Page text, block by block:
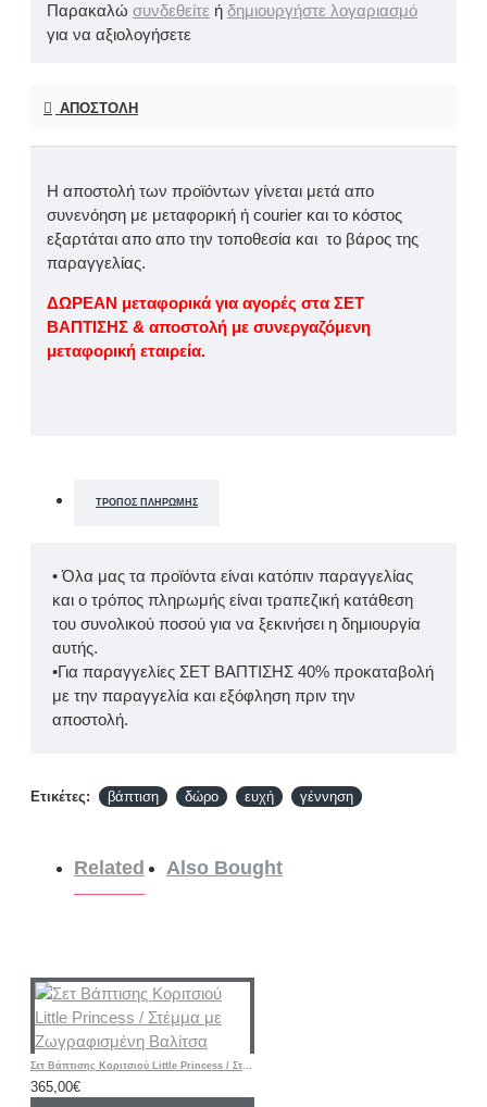
Παρακαλώ συνδεθείτε ή δημιουργήστε λογαριασμό
για να αξιολογήσετε
ΑΠΟΣΤΟΛΉ
Η αποστολή των προϊόντων γίνεται μετά απο
συνενόηση με μεταφορική ή courier και το κόστος
εξαρτάται απο απο την τοποθεσία και το βάρος της
παραγγελίας.
ΔΩΡΕΑΝ μεταφορικά για αγορές στα ΣΕΤ
ΒΑΠΤΙΣΗΣ & αποστολή με συνεργαζόμενη
μεταφορική εταιρεία.
ΤΡΌΠΟΣ ΠΛΗΡΩΜΉΣ
• Όλα μας τα προϊόντα είναι κατόπιν παραγγελίας
και ο τρόπος πληρωμής είναι τραπεζική κατάθεση
του συνολικού ποσού για να ξεκινήσει η δημιουργία
αυτής.
•Για παραγγελίες ΣΕΤ ΒΑΠΤΙΣΗΣ 40% προκαταβολή
με την παραγγελία και εξόφληση πριν την
αποστολή.
Ετικέτες: βάπτιση δώρο ευχή γέννηση
Related Also Bought
Σετ Βάπτισης Κοριτσιού Little Princess / Στέμμα με Ζωγραφισμένη Βαλίτσα
365,00€